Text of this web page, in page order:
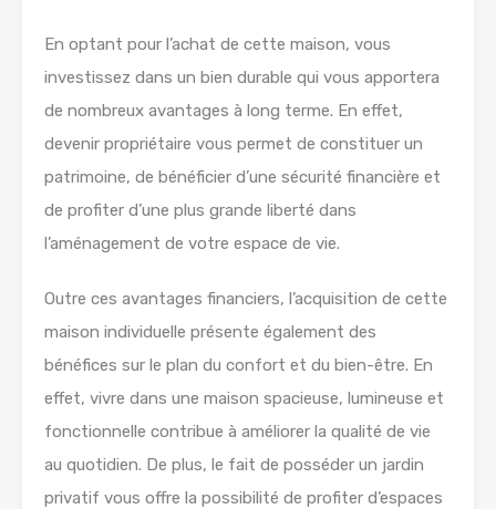
En optant pour l’achat de cette maison, vous
investissez dans un bien durable qui vous apportera
de nombreux avantages à long terme. En effet,
devenir propriétaire vous permet de constituer un
patrimoine, de bénéficier d’une sécurité financière et
de profiter d’une plus grande liberté dans
l’aménagement de votre espace de vie.
Outre ces avantages financiers, l’acquisition de cette
maison individuelle présente également des
bénéfices sur le plan du confort et du bien-être. En
effet, vivre dans une maison spacieuse, lumineuse et
fonctionnelle contribue à améliorer la qualité de vie
au quotidien. De plus, le fait de posséder un jardin
privatif vous offre la possibilité de profiter d’espaces